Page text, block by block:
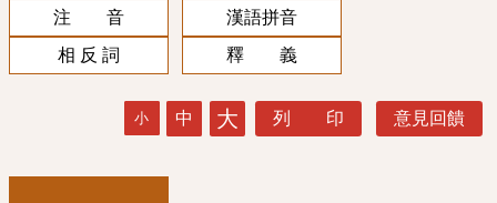
注 音
漢語拼音
相 反 詞
釋 義
小 中 大 列 印 意見回饋